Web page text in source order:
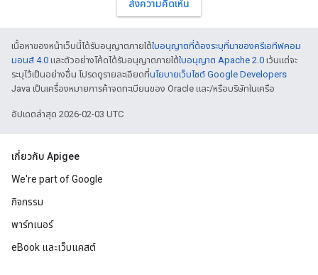
ส่งความคิดเห็น
เนื้อหาของหน้าเว็บนี้ได้รับอนุญาตภายใต้ใบอนุญาตที่ต้องระบุที่มาของครีเอทีฟคอม
มอนส์ 4.0 และตัวอย่างโค้ดได้รับอนุญาตภายใต้ใบอนุญาต Apache 2.0 เว้นแต่จะ
ระบุไว้เป็นอย่างอื่น โปรดดูรายละเอียดที่นโยบายเว็บไซต์ Google Developers
Java เป็นเครื่องหมายการค้าจดทะเบียนของ Oracle และ/หรือบริษัทในเครือ
อัปเดตล่าสุด 2026-02-03 UTC
เกี่ยวกับ Apigee
We're part of Google
กิจกรรม
พาร์ทเนอร์
eBook และเว็บแคสต์